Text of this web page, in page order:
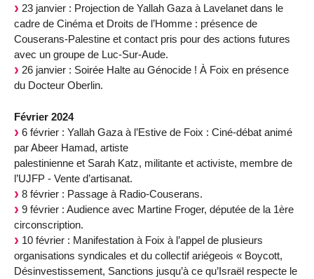
23 janvier : Projection de Yallah Gaza à Lavelanet dans le
cadre de Cinéma et Droits de l’Homme : présence de
Couserans-Palestine et contact pris pour des actions futures
avec un groupe de Luc-Sur-Aude.
26 janvier : Soirée Halte au Génocide ! À Foix en présence
du Docteur Oberlin.
Février 2024
6 février : Yallah Gaza à l’Estive de Foix : Ciné-débat animé
par Abeer Hamad, artiste
palestinienne et Sarah Katz, militante et activiste, membre de
l’UJFP - Vente d’artisanat.
8 février : Passage à Radio-Couserans.
9 février : Audience avec Martine Froger, députée de la 1ère
circonscription.
10 février : Manifestation à Foix à l’appel de plusieurs
organisations syndicales et du collectif ariégeois « Boycott,
Désinvestissement, Sanctions jusqu’à ce qu’Israël respecte le